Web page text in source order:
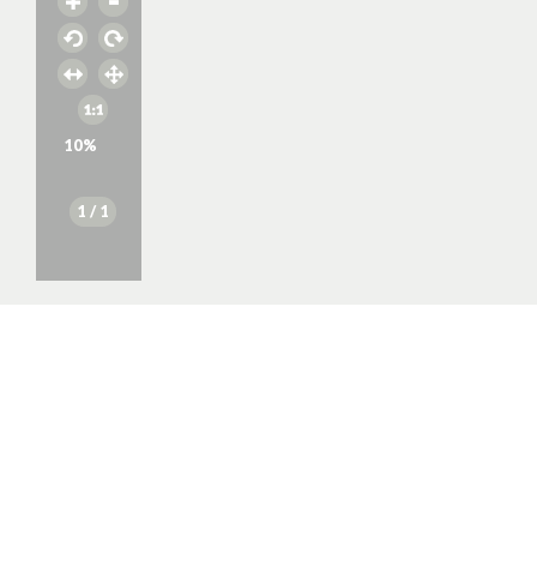
10%
1 / 1